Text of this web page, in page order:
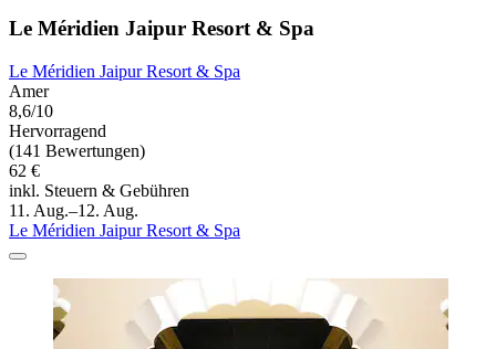
Le Méridien Jaipur Resort & Spa
Le Méridien Jaipur Resort & Spa
Amer
8,6/10
Hervorragend
(141 Bewertungen)
62 €
inkl. Steuern & Gebühren
11. Aug.–12. Aug.
Le Méridien Jaipur Resort & Spa